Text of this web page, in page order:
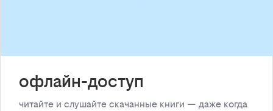
офлайн-доступ
читайте и слушайте скачанные книги — даже когда